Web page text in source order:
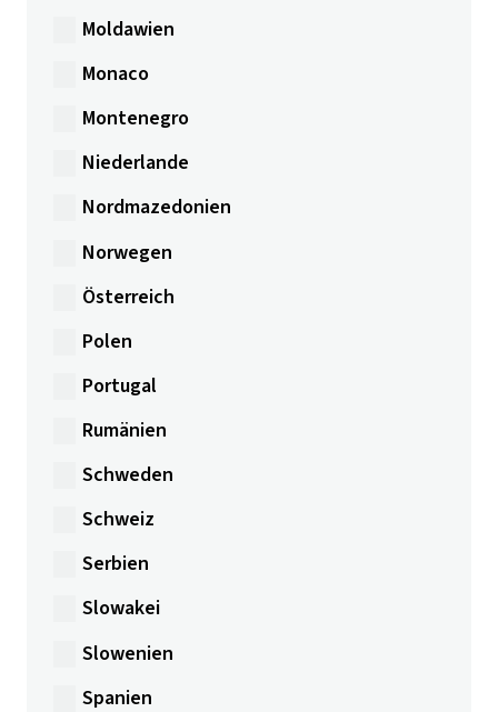
Moldawien
Monaco
Montenegro
Niederlande
Nordmazedonien
Norwegen
Österreich
Polen
Portugal
Rumänien
Schweden
Schweiz
Serbien
Slowakei
Slowenien
Spanien